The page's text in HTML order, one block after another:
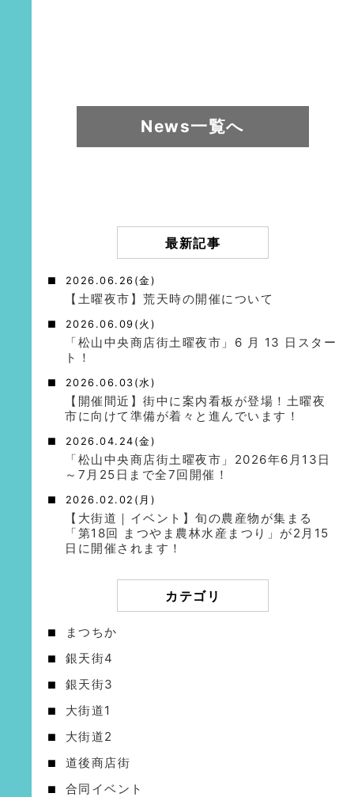
News一覧へ
最新記事
2026.06.26(金)
【土曜夜市】荒天時の開催について
2026.06.09(火)
「松山中央商店街土曜夜市」6 月 13 日スター
ト！
2026.06.03(水)
【開催間近】街中に案内看板が登場！土曜夜
市に向けて準備が着々と進んでいます！
2026.04.24(金)
「松山中央商店街土曜夜市」2026年6月13日
～7月25日まで全7回開催！
2026.02.02(月)
【大街道｜イベント】旬の農産物が集まる
「第18回 まつやま農林水産まつり」が2月15
日に開催されます！
カテゴリ
まつちか
銀天街4
銀天街3
大街道1
大街道2
道後商店街
合同イベント